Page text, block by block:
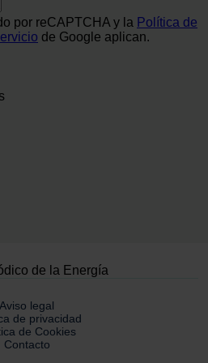
por reCAPTCHA y la Política de
de Google aplican.
Aviso legal
de privacidad
de Cookies
Contacto